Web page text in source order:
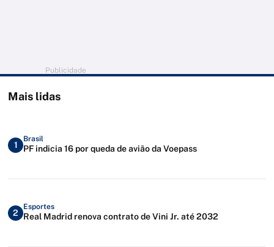
Publicidade
Mais lidas
1
Brasil
PF indicia 16 por queda de avião da Voepass
2
Esportes
Real Madrid renova contrato de Vini Jr. até 2032